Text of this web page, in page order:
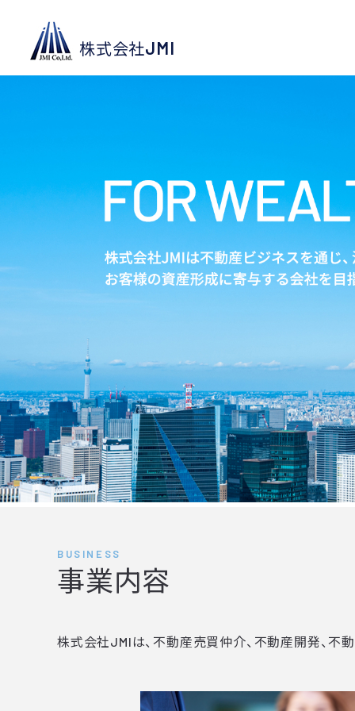
株式会社JMI
BUSINESS
事業内容
株式会社JMIは、不動産売買仲介、不動産開発、不